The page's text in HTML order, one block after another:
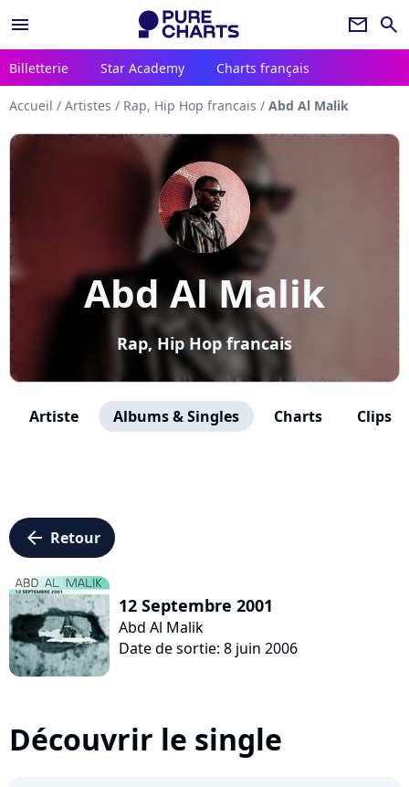
menu newsletter search
Billetterie Star Academy Charts français
Accueil / Artistes / Rap, Hip Hop francais / Abd Al Malik
Abd Al Malik
Rap, Hip Hop francais
Artiste Albums & Singles Charts Clips
arrow_left Retour
12 Septembre 2001
Abd Al Malik
Date de sortie: 8 juin 2006
Découvrir le single